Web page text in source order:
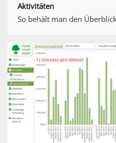
Aktivitäten
So behält man den